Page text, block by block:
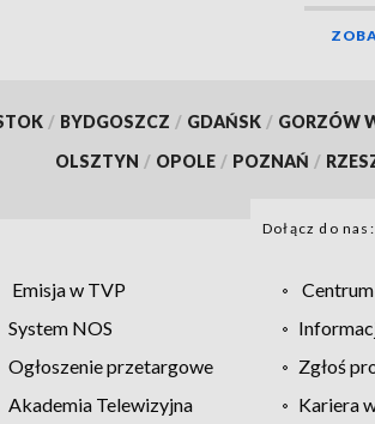
/ BYDGOSZCZ / GDAŃSK / GORZÓW
OLSZTYN / OPOLE / POZNAŃ /
Dołącz do nas:
Emisja w TVP
System NOS
Ogłoszenie przetargowe Zgłoś
Akademia Telewizyjna Kariera